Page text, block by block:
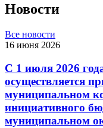
Новости
Все новости
16 июня 2026
С 1 июля 2026
осуществляется
муниципальном
инициативного
муниципальном